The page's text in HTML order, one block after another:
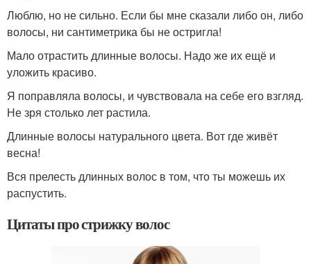
Люблю, но не сильно. Если бы мне сказали либо он, либо
волосы, ни сантиметрика бы не остригла!
Мало отрастить длинные волосы. Надо же их ещё и
уложить красиво.
Я поправляла волосы, и чувствовала на себе его взгляд.
Не зря столько лет растила.
Длинные волосы натурального цвета. Вот где живёт
весна!
Вся прелесть длинных волос в том, что ты можешь их
распустить.
Цитаты про стрижку волос